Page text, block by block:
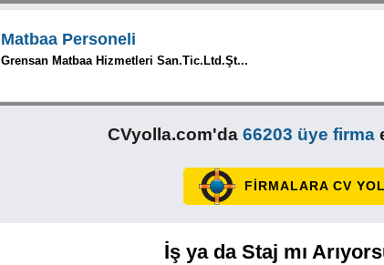
Matbaa Personeli
Grensan Matbaa Hizmetleri San.Tic.Ltd.Şt...
CVyolla.com'da 66203 üye firma
FİRMALARA CV
İş ya da Staj mı